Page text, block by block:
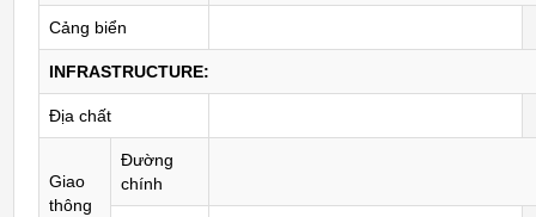
Cảng biển
INFRASTRUCTURE:
Địa chất
Giao
thông
Đường
chính